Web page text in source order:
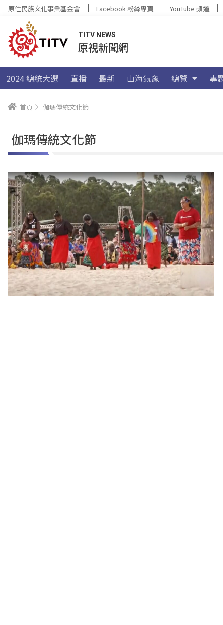
原住民族文化事業基金會 Facebook 粉絲專頁 YouTube 頻道
TITV NEWS
原視新聞網
2024 總統大選 直播 最新 山海氣象 總覽 專
首頁 伽瑪傳統文化節
伽瑪傳統文化節